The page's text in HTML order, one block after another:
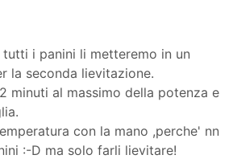
i panini li metteremo in un
la seconda lievitazione.
minuti al massimo della potenza e
con la mano ,perche' nn
:-D ma solo farli lievitare!